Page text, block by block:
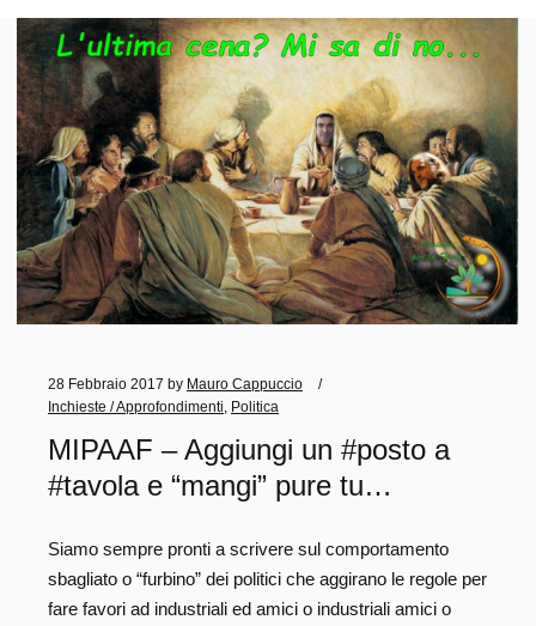
28 Febbraio 2017 by Mauro Cappuccio
Inchieste / Approfondimenti
Politica
MIPAAF – Aggiungi un #posto a
#tavola e “mangi” pure tu…
Siamo sempre pronti a scrivere sul comportamento
sbagliato o “furbino” dei politici che aggirano le regole per
fare favori ad industriali ed amici o industriali amici o